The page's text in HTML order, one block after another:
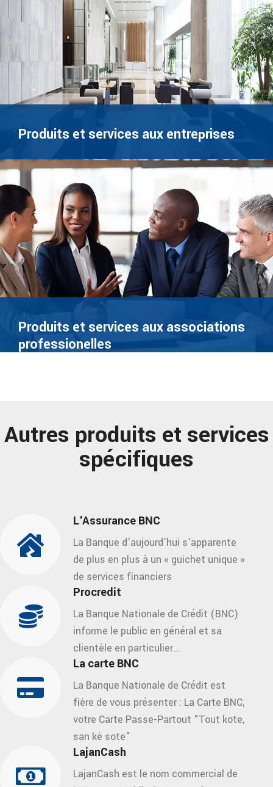
Produits et services aux entreprises
Produits et services aux associations
professionelles
Autres produits et services
spécifiques
L'Assurance BNC
La Banque d'aujourd'hui s'apparente
de plus en plus à un « guichet unique »
de services financiers
Procredit
La Banque Nationale de Crédit (BNC)
informe le public en général et sa
clientèle en particulier...
La carte BNC
La Banque Nationale de Crédit est
fière de vous présenter : La Carte BNC,
votre Carte Passe-Partout "Tout kote,
san kè sote"
LajanCash
LajanCash est le nom commercial de